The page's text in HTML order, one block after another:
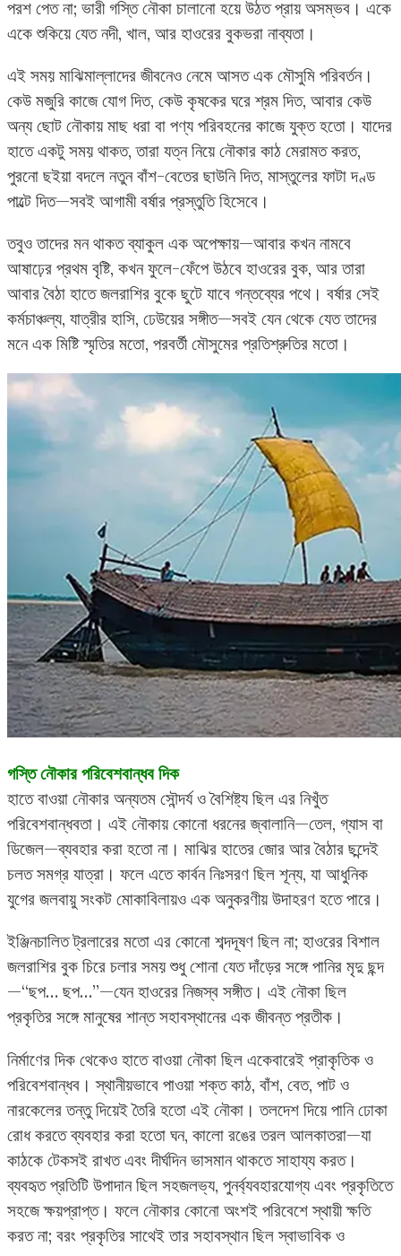
পরশ পেত না; ভারী গস্তি নৌকা চালানো হয়ে উঠত প্রায় অসম্ভব। একে
একে শুকিয়ে যেত নদী, খাল, আর হাওরের বুকভরা নাব্যতা।
এই সময় মাঝিমাল্লাদের জীবনেও নেমে আসত এক মৌসুমি পরিবর্তন।
কেউ মজুরি কাজে যোগ দিত, কেউ কৃষকের ঘরে শ্রম দিত, আবার কেউ
অন্য ছোট নৌকায় মাছ ধরা বা পণ্য পরিবহনের কাজে যুক্ত হতো। যাদের
হাতে একটু সময় থাকত, তারা যত্ন নিয়ে নৌকার কাঠ মেরামত করত,
পুরনো ছইয়া বদলে নতুন বাঁশ-বেতের ছাউনি দিত, মাস্তুলের ফাটা দণ্ড
পাল্টে দিত—সবই আগামী বর্ষার প্রস্তুতি হিসেবে।
তবুও তাদের মন থাকত ব্যাকুল এক অপেক্ষায়—আবার কখন নামবে
আষাঢ়ের প্রথম বৃষ্টি, কখন ফুলে-ফেঁপে উঠবে হাওরের বুক, আর তারা
আবার বৈঠা হাতে জলরাশির বুকে ছুটে যাবে গন্তব্যের পথে। বর্ষার সেই
কর্মচাঞ্চল্য, যাত্রীর হাসি, ঢেউয়ের সঙ্গীত—সবই যেন থেকে যেত তাদের
মনে এক মিষ্টি স্মৃতির মতো, পরবর্তী মৌসুমের প্রতিশ্রুতির মতো।
গস্তি নৌকার পরিবেশবান্ধব দিক
হাতে বাওয়া নৌকার অন্যতম সৌন্দর্য ও বৈশিষ্ট্য ছিল এর নিখুঁত
পরিবেশবান্ধবতা। এই নৌকায় কোনো ধরনের জ্বালানি—তেল, গ্যাস বা
ডিজেল—ব্যবহার করা হতো না। মাঝির হাতের জোর আর বৈঠার ছন্দেই
চলত সমগ্র যাত্রা। ফলে এতে কার্বন নিঃসরণ ছিল শূন্য, যা আধুনিক
যুগের জলবায়ু সংকট মোকাবিলায়ও এক অনুকরণীয় উদাহরণ হতে পারে।
ইঞ্জিনচালিত ট্রলারের মতো এর কোনো শব্দদূষণ ছিল না; হাওরের বিশাল
জলরাশির বুক চিরে চলার সময় শুধু শোনা যেত দাঁড়ের সঙ্গে পানির মৃদু ছন্দ
—“ছপ… ছপ…”—যেন হাওরের নিজস্ব সঙ্গীত। এই নৌকা ছিল
প্রকৃতির সঙ্গে মানুষের শান্ত সহাবস্থানের এক জীবন্ত প্রতীক।
নির্মাণের দিক থেকেও হাতে বাওয়া নৌকা ছিল একেবারেই প্রাকৃতিক ও
পরিবেশবান্ধব। স্থানীয়ভাবে পাওয়া শক্ত কাঠ, বাঁশ, বেত, পাট ও
নারকেলের তন্তু দিয়েই তৈরি হতো এই নৌকা। তলদেশ দিয়ে পানি ঢোকা
রোধ করতে ব্যবহার করা হতো ঘন, কালো রঙের তরল আলকাতরা—যা
কাঠকে টেকসই রাখত এবং দীর্ঘদিন ভাসমান থাকতে সাহায্য করত।
ব্যবহৃত প্রতিটি উপাদান ছিল সহজলভ্য, পুনর্ব্যবহারযোগ্য এবং প্রকৃতিতে
সহজে ক্ষয়প্রাপ্ত। ফলে নৌকার কোনো অংশই পরিবেশে স্থায়ী ক্ষতি
করত না; বরং প্রকৃতির সাথেই তার সহাবস্থান ছিল স্বাভাবিক ও